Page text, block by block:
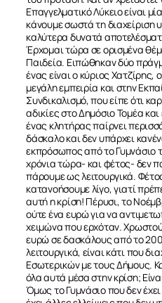
Επαγγελματικό Λύκειο είναι
κάνουμε σωστά τη
καλύτερα δυνατά
Έρχομαι τώρα σε ορισμένα
Παιδεία. Ειπώθηκαν δύο
ένας είναι ο κύριος
μεγάλη εμπειρία και στην
Συνδικαλισμό, που είπε ότι
αδικίες στο Δημόσιο Τομέα
ένας κλητήρας παίρνει
δάσκαλο και δεν υπάρχει
εκπρόσωπος από το Γυμνάσιο
χρόνια τώρα- και φέτος- δεν
πάρουμε ως λειτουργικά.
κατανοήσουμε λίγο, γιατί
αυτή η κρίση! Πέρυσι, το
ούτε ένα ευρώ για να
χειμώνα που ερχόταν.
ευρώ σε δασκάλους από το
λειτουργικά, είναι κάτι που
Εσωτερικών με τους Δήμους.
όλα αυτά μέσα στην κρίση;
Όμως το Γυμνάσιο που δεν